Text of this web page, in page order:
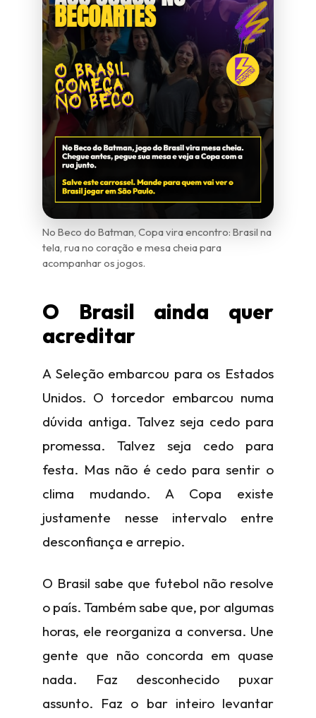
No Beco do Batman, Copa vira encontro: Brasil na
tela, rua no coração e mesa cheia para
acompanhar os jogos.
O Brasil ainda quer
acreditar
A Seleção embarcou para os Estados
Unidos. O torcedor embarcou numa
dúvida antiga. Talvez seja cedo para
promessa. Talvez seja cedo para
festa. Mas não é cedo para sentir o
clima mudando. A Copa existe
justamente nesse intervalo entre
desconfiança e arrepio.
O Brasil sabe que futebol não resolve
o país. Também sabe que, por algumas
horas, ele reorganiza a conversa. Une
gente que não concorda em quase
nada. Faz desconhecido puxar
assunto. Faz o bar inteiro levantar